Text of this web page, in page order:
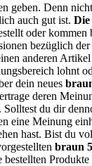
Denn
auch gut ist.
oder
bezüglich
anderen
lohnt
dein neues
deren
du dir
eine Meinung
hast. Bist du
braun